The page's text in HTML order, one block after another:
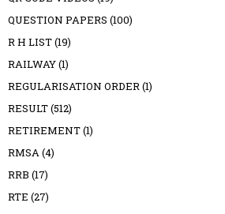
QUESTION PAPERS (100)
R H LIST(19)
RAILWAY(1)
REGULARISATION ORDER(1)
RESULT(512)
RETIREMENT(1)
RMSA(4)
RRB (17)
RTE (27)